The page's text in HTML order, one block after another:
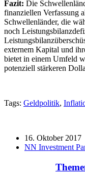
Fazit: Die
finanziellen Verfassung
Schwellenländer, die
noch
externem Kapital und
bietet in einem Umfeld
potenziell stärkeren
Tags: Geldpolitik,
16. Oktober 2017
NN Investment